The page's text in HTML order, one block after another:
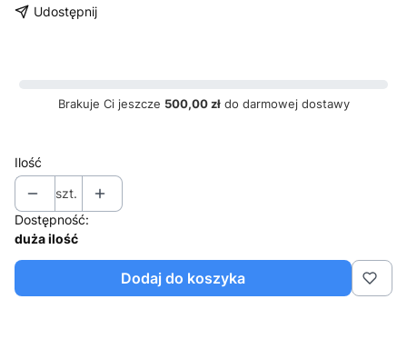
Udostępnij
Brakuje Ci jeszcze 500,00 złdo darmowej dostawy
Ilość
szt.
Dostępność:
duża ilość
Dodaj do koszyka